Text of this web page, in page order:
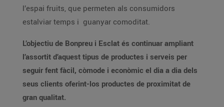
l’espai fruits, que permeten als consumidors
estalviar temps i guanyar comoditat.
L’objectiu de Bonpreu i Esclat és continuar ampliant
l’assortit d’aquest tipus de productes i serveis per
seguir fent fàcil, còmode i econòmic el dia a dia dels
seus clients oferint-los productes de proximitat de
gran qualitat.